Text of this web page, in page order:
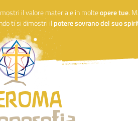
il valore materiale in molteoperetue.
ti si dimostri il potere sovrano del suo